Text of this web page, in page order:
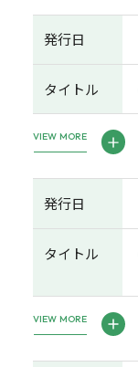
発行日
タイトル
VIEW MORE
発行日
タイトル
VIEW MORE